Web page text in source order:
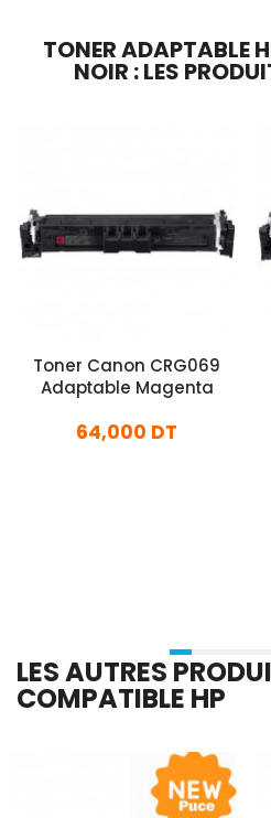
TONER ADAPTABLE
NOIR : LES
Toner Canon CRG069
Adaptable Magenta
64,000 DT
LES AUTRES
COMPATIBLE HP